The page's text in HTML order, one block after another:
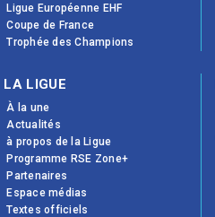
Ligue Européenne EHF
Coupe de France
Trophée des Champions
LA LIGUE
À la une
Actualités
à propos de la Ligue
Programme RSE Zone+
Partenaires
Espace médias
Textes officiels